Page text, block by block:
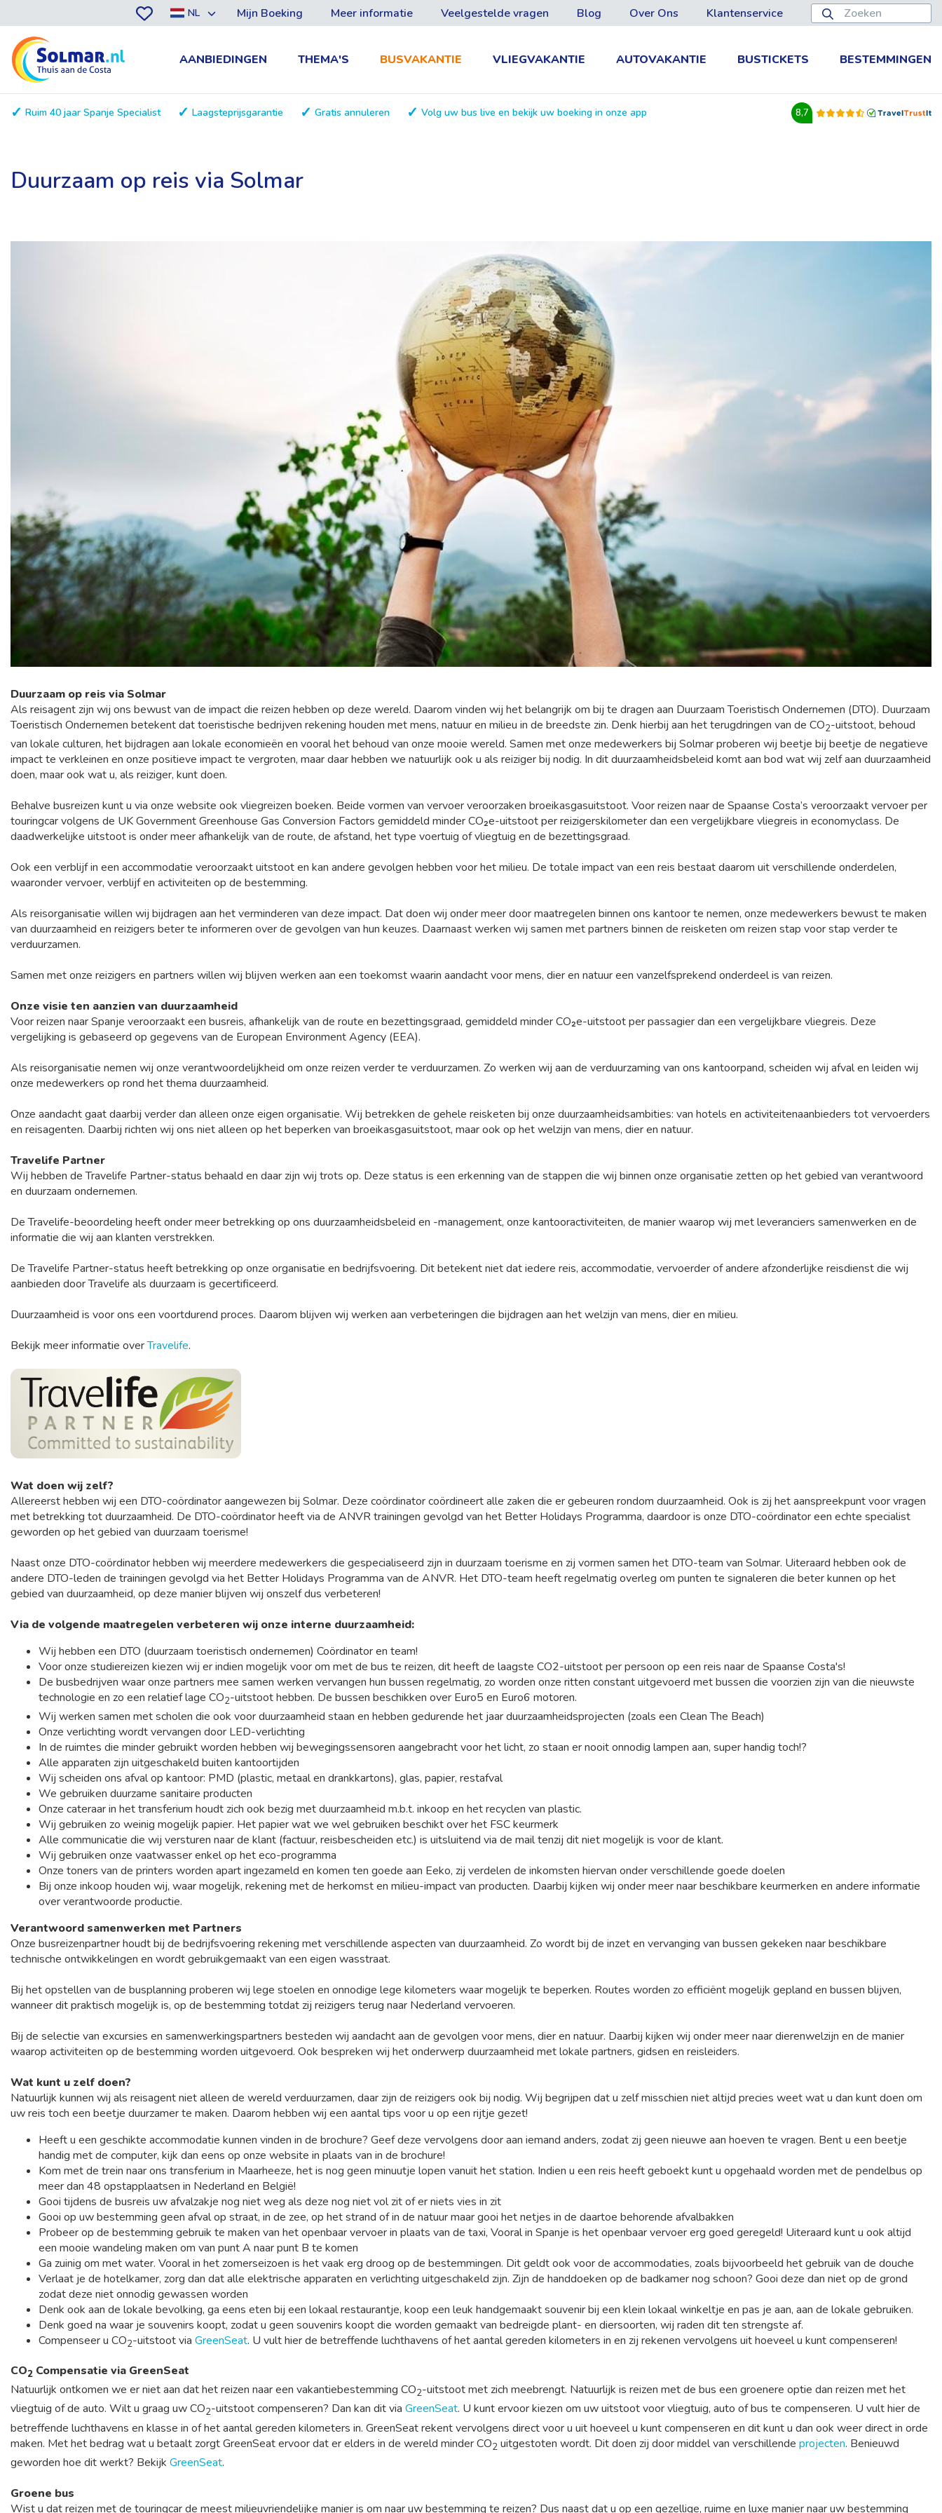
NL Mijn Boeking Meer informatie Veelgestelde vragen Blog Over Ons Klantenservice
AANBIEDINGEN THEMA'S BUSVAKANTIE VLIEGVAKANTIE AUTOVAKANTIE BUSTICKETS BESTEMMINGEN
Ruim 40 jaar Spanje Specialist Laagsteprijsgarantie Gratis annuleren Volg uw bus live en bekijk uw boeking in onze app 8,7
Duurzaam op reis via Solmar
Duurzaam op reis via Solmar
Als reisagent zijn wij ons bewust van de impact die reizen hebben op deze wereld. Daarom vinden wij het belangrijk om bij te dragen aan Duurzaam Toeristisch Ondernemen (DTO). Duurzaam
Toeristisch Ondernemen betekent dat toeristische bedrijven rekening houden met mens, natuur en milieu in de breedste zin. Denk hierbij aan het terugdringen van de CO2-uitstoot, behoud
van lokale culturen, het bijdragen aan lokale economieën en vooral het behoud van onze mooie wereld. Samen met onze medewerkers bij Solmar proberen wij beetje bij beetje de negatieve
impact te verkleinen en onze positieve impact te vergroten, maar daar hebben we natuurlijk ook u als reiziger bij nodig. In dit duurzaamheidsbeleid komt aan bod wat wij zelf aan duurzaamheid
doen, maar ook wat u, als reiziger, kunt doen.
Behalve busreizen kunt u via onze website ook vliegreizen boeken. Beide vormen van vervoer veroorzaken broeikasgasuitstoot. Voor reizen naar de Spaanse Costa’s veroorzaakt vervoer per
touringcar volgens de UK Government Greenhouse Gas Conversion Factors gemiddeld minder CO₂e-uitstoot per reizigerskilometer dan een vergelijkbare vliegreis in economyclass. De
daadwerkelijke uitstoot is onder meer afhankelijk van de route, de afstand, het type voertuig of vliegtuig en de bezettingsgraad.
Ook een verblijf in een accommodatie veroorzaakt uitstoot en kan andere gevolgen hebben voor het milieu. De totale impact van een reis bestaat daarom uit verschillende onderdelen,
waaronder vervoer, verblijf en activiteiten op de bestemming.
Als reisorganisatie willen wij bijdragen aan het verminderen van deze impact. Dat doen wij onder meer door maatregelen binnen ons kantoor te nemen, onze medewerkers bewust te maken
van duurzaamheid en reizigers beter te informeren over de gevolgen van hun keuzes. Daarnaast werken wij samen met partners binnen de reisketen om reizen stap voor stap verder te
verduurzamen.
Samen met onze reizigers en partners willen wij blijven werken aan een toekomst waarin aandacht voor mens, dier en natuur een vanzelfsprekend onderdeel is van reizen.
Onze visie ten aanzien van duurzaamheid
Voor reizen naar Spanje veroorzaakt een busreis, afhankelijk van de route en bezettingsgraad, gemiddeld minder CO₂e-uitstoot per passagier dan een vergelijkbare vliegreis. Deze
vergelijking is gebaseerd op gegevens van de European Environment Agency (EEA).
Als reisorganisatie nemen wij onze verantwoordelijkheid om onze reizen verder te verduurzamen. Zo werken wij aan de verduurzaming van ons kantoorpand, scheiden wij afval en leiden wij
onze medewerkers op rond het thema duurzaamheid.
Onze aandacht gaat daarbij verder dan alleen onze eigen organisatie. Wij betrekken de gehele reisketen bij onze duurzaamheidsambities: van hotels en activiteitenaanbieders tot vervoerders
en reisagenten. Daarbij richten wij ons niet alleen op het beperken van broeikasgasuitstoot, maar ook op het welzijn van mens, dier en natuur.
Travelife Partner
Wij hebben de Travelife Partner-status behaald en daar zijn wij trots op. Deze status is een erkenning van de stappen die wij binnen onze organisatie zetten op het gebied van verantwoord
en duurzaam ondernemen.
De Travelife-beoordeling heeft onder meer betrekking op ons duurzaamheidsbeleid en -management, onze kantooractiviteiten, de manier waarop wij met leveranciers samenwerken en de
informatie die wij aan klanten verstrekken.
De Travelife Partner-status heeft betrekking op onze organisatie en bedrijfsvoering. Dit betekent niet dat iedere reis, accommodatie, vervoerder of andere afzonderlijke reisdienst die wij
aanbieden door Travelife als duurzaam is gecertificeerd.
Duurzaamheid is voor ons een voortdurend proces. Daarom blijven wij werken aan verbeteringen die bijdragen aan het welzijn van mens, dier en milieu.
Bekijk meer informatie overTravelife.
Wat doen wij zelf?
Allereerst hebben wij een DTO-coördinator aangewezen bij Solmar. Deze coördinator coördineert alle zaken die er gebeuren rondom duurzaamheid. Ook is zij het aanspreekpunt voor vragen
met betrekking tot duurzaamheid. De DTO-coördinator heeft via de ANVR trainingen gevolgd van het Better Holidays Programma, daardoor is onze DTO-coördinator een echte specialist
geworden op het gebied van duurzaam toerisme!
Naast onze DTO-coördinator hebben wij meerdere medewerkers die gespecialiseerd zijn in duurzaam toerisme en zij vormen samen het DTO-team van Solmar. Uiteraard hebben ook de
andere DTO-leden de trainingen gevolgd via het Better Holidays Programma van de ANVR. Het DTO-team heeft regelmatig overleg om punten te signaleren die beter kunnen op het
gebied van duurzaamheid, op deze manier blijven wij onszelf dus verbeteren!
Via de volgende maatregelen verbeteren wij onze interne duurzaamheid:
Wij hebben een DTO (duurzaam toeristisch ondernemen) Coördinator en team!
Voor onze studiereizen kiezen wij er indien mogelijk voor om met de bus te reizen, dit heeft de laagste CO2-uitstoot per persoon op een reis naar de Spaanse Costa's!
De busbedrijven waar onze partners mee samen werken vervangen hun bussen regelmatig, zo worden onze ritten constant uitgevoerd met bussen die voorzien zijn van die nieuwste
technologie en zo een relatief lage CO2-uitstoot hebben. De bussen beschikken over Euro5 en Euro6 motoren.
Wij werken samen met scholen die ook voor duurzaamheid staan en hebben gedurende het jaar duurzaamheidsprojecten (zoals een Clean The Beach)
Onze verlichting wordt vervangen door LED-verlichting
In de ruimtes die minder gebruikt worden hebben wij bewegingssensoren aangebracht voor het licht, zo staan er nooit onnodig lampen aan, super handig toch!?
Alle apparaten zijn uitgeschakeld buiten kantoortijden
Wij scheiden ons afval op kantoor: PMD (plastic, metaal en drankkartons), glas, papier, restafval
We gebruiken duurzame sanitaire producten
Onze cateraar in het transferium houdt zich ook bezig met duurzaamheid m.b.t. inkoop en het recyclen van plastic.
Wij gebruiken zo weinig mogelijk papier. Het papier wat we wel gebruiken beschikt over het FSC keurmerk
Alle communicatie die wij versturen naar de klant (factuur, reisbescheiden etc.) is uitsluitend via de mail tenzij dit niet mogelijk is voor de klant.
Wij gebruiken onze vaatwasser enkel op het eco-programma
Onze toners van de printers worden apart ingezameld en komen ten goede aan Eeko, zij verdelen de inkomsten hiervan onder verschillende goede doelen
Bij onze inkoop houden wij, waar mogelijk, rekening met de herkomst en milieu-impact van producten. Daarbij kijken wij onder meer naar beschikbare keurmerken en andere informatie
over verantwoorde productie.
Verantwoord samenwerken met Partners
Onze busreizenpartner houdt bij de bedrijfsvoering rekening met verschillende aspecten van duurzaamheid. Zo wordt bij de inzet en vervanging van bussen gekeken naar beschikbare
technische ontwikkelingen en wordt gebruikgemaakt van een eigen wasstraat.
Bij het opstellen van de busplanning proberen wij lege stoelen en onnodige lege kilometers waar mogelijk te beperken. Routes worden zo efficiënt mogelijk gepland en bussen blijven,
wanneer dit praktisch mogelijk is, op de bestemming totdat zij reizigers terug naar Nederland vervoeren.
Bij de selectie van excursies en samenwerkingspartners besteden wij aandacht aan de gevolgen voor mens, dier en natuur. Daarbij kijken wij onder meer naar dierenwelzijn en de manier
waarop activiteiten op de bestemming worden uitgevoerd. Ook bespreken wij het onderwerp duurzaamheid met lokale partners, gidsen en reisleiders.
Wat kunt u zelf doen?
Natuurlijk kunnen wij als reisagent niet alleen de wereld verduurzamen, daar zijn de reizigers ook bij nodig. Wij begrijpen dat u zelf misschien niet altijd precies weet wat u dan kunt doen om
uw reis toch een beetje duurzamer te maken. Daarom hebben wij een aantal tips voor u op een rijtje gezet!
Heeft u een geschikte accommodatie kunnen vinden in de brochure? Geef deze vervolgens door aan iemand anders, zodat zij geen nieuwe aan hoeven te vragen. Bent u een beetje
handig met de computer, kijk dan eens op onze website in plaats van in de brochure!
Kom met de trein naar ons transferium in Maarheeze, het is nog geen minuutje lopen vanuit het station. Indien u een reis heeft geboekt kunt u opgehaald worden met de pendelbus op
meer dan 48 opstapplaatsen in Nederland en België!
Gooi tijdens de busreis uw afvalzakje nog niet weg als deze nog niet vol zit of er niets vies in zit
Gooi op uw bestemming geen afval op straat, in de zee, op het strand of in de natuur maar gooi het netjes in de daartoe behorende afvalbakken
Probeer op de bestemming gebruik te maken van het openbaar vervoer in plaats van de taxi, Vooral in Spanje is het openbaar vervoer erg goed geregeld! Uiteraard kunt u ook altijd
een mooie wandeling maken om van punt A naar punt B te komen
Ga zuinig om met water. Vooral in het zomerseizoen is het vaak erg droog op de bestemmingen. Dit geldt ook voor de accommodaties, zoals bijvoorbeeld het gebruik van de douche
Verlaat je de hotelkamer, zorg dan dat alle elektrische apparaten en verlichting uitgeschakeld zijn. Zijn de handdoeken op de badkamer nog schoon? Gooi deze dan niet op de grond
zodat deze niet onnodig gewassen worden
Denk ook aan de lokale bevolking, ga eens eten bij een lokaal restaurantje, koop een leuk handgemaakt souvenir bij een klein lokaal winkeltje en pas je aan, aan de lokale gebruiken.
Denk goed na waar je souvenirs koopt, zodat u geen souvenirs koopt die worden gemaakt van bedreigde plant- en diersoorten, wij raden dit ten strengste af.
Compenseer u CO2-uitstoot via GreenSeat. U vult hier de betreffende luchthavens of het aantal gereden kilometers in en zij rekenen vervolgens uit hoeveel u kunt compenseren!
CO2 Compensatie via GreenSeat
Natuurlijk ontkomen we er niet aan dat het reizen naar een vakantiebestemming CO2-uitstoot met zich meebrengt. Natuurlijk is reizen met de bus een groenere optie dan reizen met het
vliegtuig of de auto. Wilt u graag uw CO2-uitstoot compenseren? Dan kan dit via GreenSeat. U kunt ervoor kiezen om uw uitstoot voor vliegtuig, auto of bus te compenseren. U vult hier de
betreffende luchthavens en klasse in of het aantal gereden kilometers in. GreenSeat rekent vervolgens direct voor u uit hoeveel u kunt compenseren en dit kunt u dan ook weer direct in orde
maken. Met het bedrag wat u betaalt zorgt GreenSeat ervoor dat er elders in de wereld minder CO2 uitgestoten wordt. Dit doen zij door middel van verschillende projecten. Benieuwd
geworden hoe dit werkt? Bekijk GreenSeat.
Groene bus
Wist u dat reizen met de touringcar de meest milieuvriendelijke manier is om naar uw bestemming te reizen? Dus naast dat u op een gezellige, ruime en luxe manier naar uw bestemming